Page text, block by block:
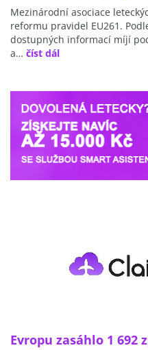
Mezinárodní asociace
reformu pravidel EU261.
dostupných informací míjí
a… číst dál
Evropu zasáhlo 1 692